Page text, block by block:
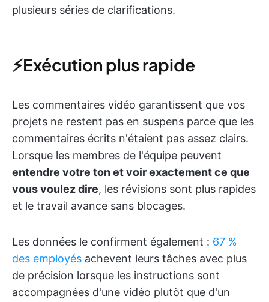
plusieurs séries de clarifications.
⚡Exécution plus rapide
Les commentaires vidéo garantissent que vos
projets ne restent pas en suspens parce que les
commentaires écrits n'étaient pas assez clairs.
Lorsque les membres de l'équipe peuvent
entendre votre ton et voir exactement ce que
vous voulez dire, les révisions sont plus rapides
et le travail avance sans blocages.
Les données le confirment également : 67 %
des employés achevent leurs tâches avec plus
de précision lorsque les instructions sont
accompagnées d'une vidéo plutôt que d'un